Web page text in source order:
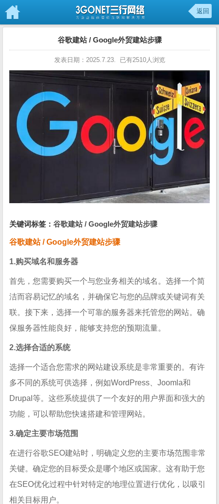
返回
谷歌建站 / Google外贸建站步骤
发表日期：2025.7.23. 已有2510人浏览
关键词标签： 谷歌建站 / Google外贸建站步骤
谷歌建站 / Google外贸建站步骤
1.购买域名和服务器
首先，您需要购买一个与您业务相关的域名。选择一个简
洁而容易记忆的域名，并确保它与您的品牌或关键词有关
联。接下来，选择一个可靠的服务器来托管您的网站。确
保服务器性能良好，能够支持您的预期流量。
2.选择合适的系统
选择一个适合您需求的网站建设系统是非常重要的。有许
多不同的系统可供选择，例如WordPress、Joomla和
Drupal等。这些系统提供了一个友好的用户界面和强大的
功能，可以帮助您快速搭建和管理网站。
3.确定主要市场范围
在进行谷歌SEO建站时，明确定义您的主要市场范围非常
关键。确定您的目标受众是哪个地区或国家。这有助于您
在SEO优化过程中针对特定的地理位置进行优化，以吸引
相关目标用户。